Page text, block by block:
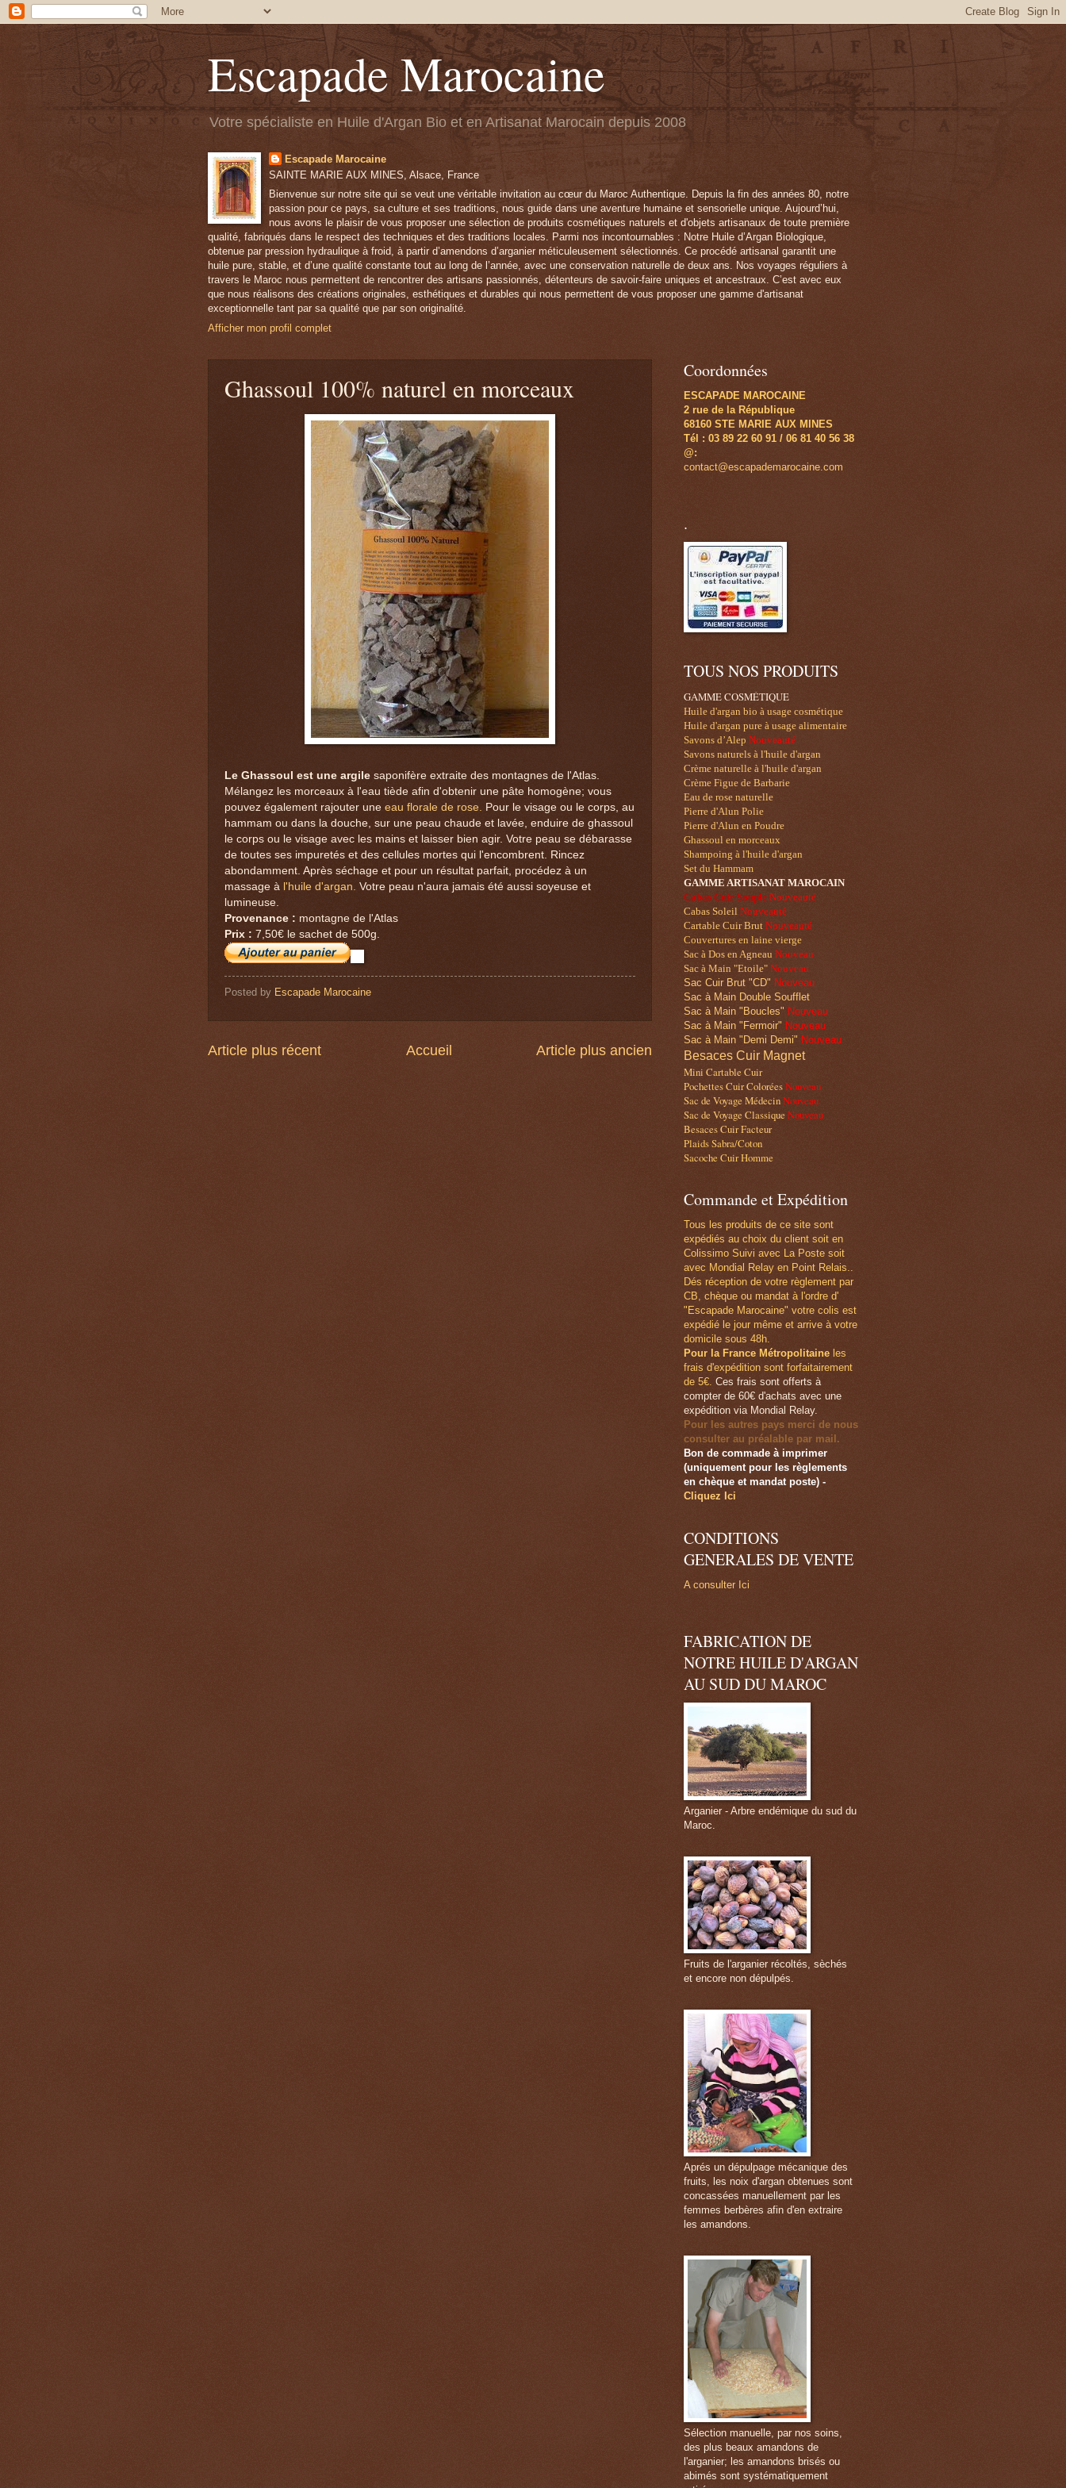
Escapade Marocaine
Votre spécialiste en Huile d'Argan Bio et en Artisanat Marocain depuis 2008
Escapade Marocaine
SAINTE MARIE AUX MINES, Alsace, France
Bienvenue sur notre site qui se veut une véritable invitation au cœur du Maroc Authentique. Depuis la fin des années 80, notre
passion pour ce pays, sa culture et ses traditions, nous guide dans une aventure humaine et sensorielle unique. Aujourd’hui,
nous avons le plaisir de vous proposer une sélection de produits cosmétiques naturels et d'objets artisanaux de toute première
qualité, fabriqués dans le respect des techniques et des traditions locales. Parmi nos incontournables : Notre Huile d’Argan Biologique,
obtenue par pression hydraulique à froid, à partir d’amendons d’arganier méticuleusement sélectionnés. Ce procédé artisanal garantit une
huile pure, stable, et d’une qualité constante tout au long de l’année, avec une conservation naturelle de deux ans. Nos voyages réguliers à
travers le Maroc nous permettent de rencontrer des artisans passionnés, détenteurs de savoir-faire uniques et ancestraux. C’est avec eux
que nous réalisons des créations originales, esthétiques et durables qui nous permettent de vous proposer une gamme d'artisanat
exceptionnelle tant par sa qualité que par son originalité.
Afficher mon profil complet
Ghassoul 100% naturel en morceaux
Le Ghassoul est une argile saponifère extraite des montagnes de l'Atlas.
Mélangez les morceaux à l'eau tiède afin d'obtenir une pâte homogène; vous
pouvez également rajouter une eau florale de rose.
Pour le visage ou le corps, au
hammam ou dans la douche, sur une peau chaude et lavée, enduire de ghassoul
le corps ou le visage avec les mains et laisser bien agir. Votre peau se débarasse
de toutes ses impuretés et des cellules mortes qui l'encombrent. Rincez
abondamment. Après séchage et pour un résultat parfait, procédez à un
massage à l'huile d'argan. Votre peau n'aura jamais été aussi soyeuse et
lumineuse.
Provenance : montagne de l'Atlas
Prix : 7,50€ le sachet de 500g.
Posted by Escapade Marocaine
Article plus récent Article plus ancien
Accueil
Coordonnées
ESCAPADE MAROCAINE
2 rue de la République
68160 STE MARIE AUX MINES
Tél : 03 89 22 60 91 / 06 81 40 56 38
@:
contact@escapademarocaine.com
.
TOUS NOS PRODUITS
GAMME COSMÉTIQUE
Huile d'argan bio à usage cosmétique
Huile d'argan pure à usage alimentaire
Savons d’Alep Nouveauté
Savons naturels à l'huile d'argan
Crème naturelle à l'huile d'argan
Crème Figue de Barbarie
Eau de rose naturelle
Pierre d'Alun Polie
Pierre d'Alun en Poudre
Ghassoul en morceaux
Shampoing à l'huile d'argan
Set du Hammam
GAMME ARTISANAT MAROCAIN
Cabas Cuir Souple Nouveauté
Cabas Soleil Nouveauté
Cartable Cuir Brut Nouveauté
Couvertures en laine vierge
Sac à Dos en Agneau Nouveau
Sac à Main "Etoile" Nouveau
Sac Cuir Brut "CD" Nouveau
Sac à Main Double Soufflet
Sac à Main "Boucles" Nouveau
Sac à Main "Fermoir" Nouveau
Sac à Main "Demi Demi" Nouveau
Besaces Cuir Magnet
Mini Cartable Cuir
Pochettes Cuir ColoréesNouveau
Sac de Voyage MédecinNouveau
Sac de Voyage Classique Nouveau
Besaces Cuir Facteur
Plaids Sabra/Coton
Sacoche Cuir Homme
Commande et Expédition
Tous les produits de ce site sont
expédiés au choix du client soit en
Colissimo Suivi avec La Poste soit
avec Mondial Relay en Point Relais..
Dés réception de votre règlement par
CB, chèque ou mandat à l'ordre d'
"Escapade Marocaine" votre colis est
expédié le jour même et arrive à votre
domicile sous 48h.
Pour la France Métropolitaine les
frais d'expédition sont forfaitairement
de 5€. Ces frais sont offerts à
compter de 60€ d'achats avec une
expédition via Mondial Relay.
Pour les autres pays merci de nous
consulter au préalable par mail.
Bon de commade à imprimer
(uniquement pour les règlements
en chèque et mandat poste) -
Cliquez Ici
CONDITIONS
GENERALES DE VENTE
A consulter Ici
FABRICATION DE
NOTRE HUILE D'ARGAN
AU SUD DU MAROC
Arganier - Arbre endémique du sud du
Maroc.
Fruits de l'arganier récoltés, sèchés
et encore non dépulpés.
Aprés un dépulpage mécanique des
fruits, les noix d'argan obtenues sont
concassées manuellement par les
femmes berbères afin d'en extraire
les amandons.
Sélection manuelle, par nos soins,
des plus beaux amandons de
l'arganier; les amandons brisés ou
abimés sont systématiquement